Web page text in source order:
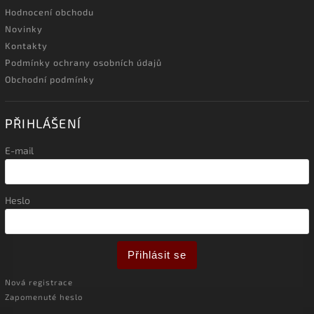
Hodnocení obchodu
Novinky
Kontakty
Podmínky ochrany osobních údajů
Obchodní podmínky
PŘIHLÁŠENÍ
E-mail
Heslo
Přihlásit se
Nová registrace
Zapomenuté heslo